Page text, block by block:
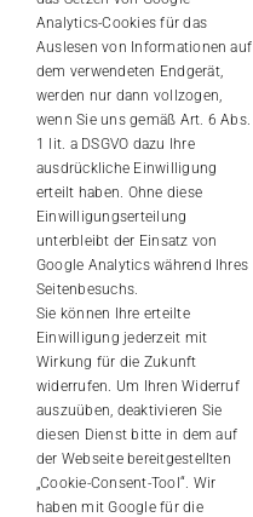
Analytics-Cookies für das
Auslesen von Informationen auf
dem verwendeten Endgerät,
werden nur dann vollzogen,
wenn Sie uns gemäß Art. 6 Abs.
1 lit. a DSGVO dazu Ihre
ausdrückliche Einwilligung
erteilt haben. Ohne diese
Einwilligungserteilung
unterbleibt der Einsatz von
Google Analytics während Ihres
Seitenbesuchs.
Sie können Ihre erteilte
Einwilligung jederzeit mit
Wirkung für die Zukunft
widerrufen. Um Ihren Widerruf
auszuüben, deaktivieren Sie
diesen Dienst bitte in dem auf
der Webseite bereitgestellten
„Cookie-Consent-Tool“. Wir
haben mit Google für die